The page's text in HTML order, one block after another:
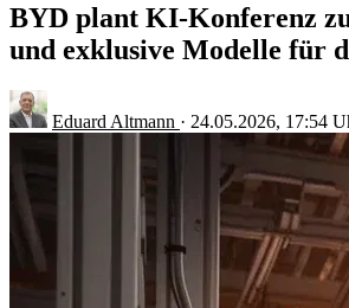
BYD plant KI-Konferenz
und exklusive Modelle für
Eduard Altmann · 24.05.2026, 17:54